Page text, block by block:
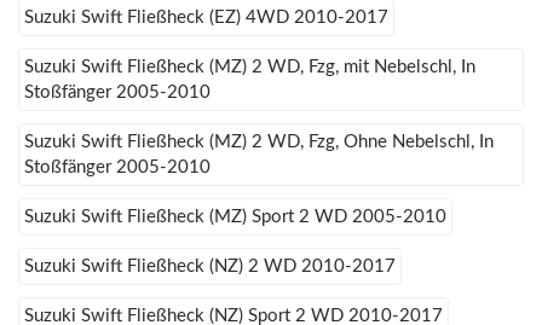
Suzuki Swift Fließheck (EZ) 4WD 2010-2017
Suzuki Swift Fließheck (MZ) 2 WD, Fzg, mit Nebelschl, In
Stoßfänger 2005-2010
Suzuki Swift Fließheck (MZ) 2 WD, Fzg, Ohne Nebelschl, In
Stoßfänger 2005-2010
Suzuki Swift Fließheck (MZ) Sport 2 WD 2005-2010
Suzuki Swift Fließheck (NZ) 2 WD 2010-2017
Suzuki Swift Fließheck (NZ) Sport 2 WD 2010-2017